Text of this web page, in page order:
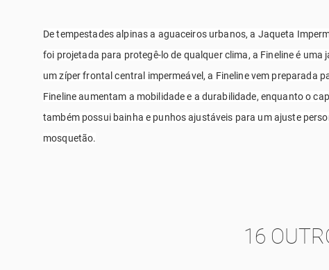
De tempestades alpinas a aguaceiros urbanos, a Jaqueta
foi projetada para protegê-lo de qualquer clima, a Fineline é
um zíper frontal central impermeável, a Fineline vem preparada
Fineline aumentam a mobilidade e a durabilidade, enquanto o
também possui bainha e punhos ajustáveis para um ajuste
mosquetão.
16